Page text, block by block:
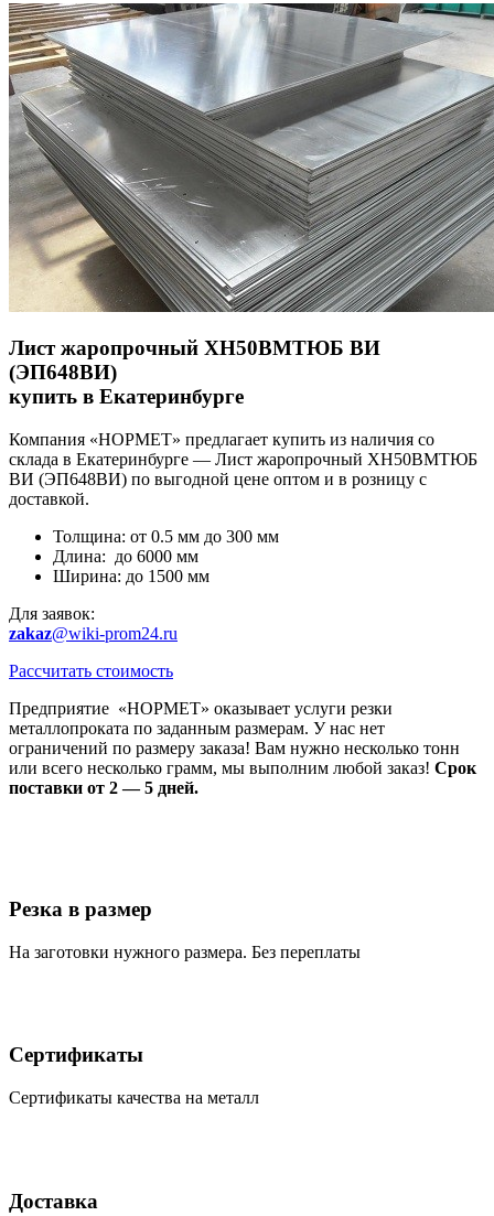
Лист жаропрочный ХН50ВМТЮБ ВИ
(ЭП648ВИ)
купить в Екатеринбурге
Компания «НОРМЕТ» предлагает купить из наличия со
склада в Екатеринбурге — Лист жаропрочный ХН50ВМТЮБ
ВИ (ЭП648ВИ) по выгодной цене оптом и в розницу с
доставкой.
Толщина: от 0.5 мм до 300 мм
Длина: до 6000 мм
Ширина: до 1500 мм
Для заявок:
zakaz@wiki-prom24.ru
Рассчитать стоимость
Предприятие «НОРМЕТ» оказывает услуги резки
металлопроката по заданным размерам. У нас нет
ограничений по размеру заказа! Вам нужно несколько тонн
или всего несколько грамм, мы выполним любой заказ! Срок
поставки от 2 — 5 дней.
Резка в размер
На заготовки нужного размера. Без переплаты
Сертификаты
Сертификаты качества на металл
Доставка